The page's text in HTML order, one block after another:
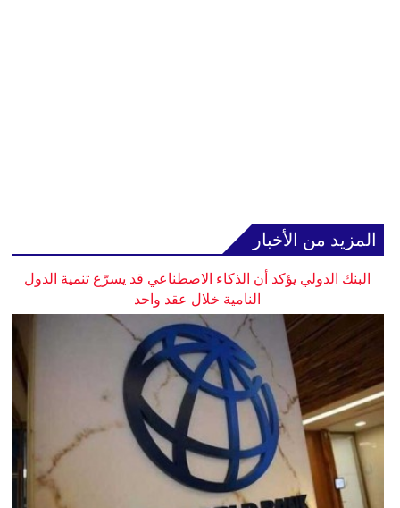
المزيد من الأخبار
البنك الدولي يؤكد أن الذكاء الاصطناعي قد يسرّع تنمية الدول
النامية خلال عقد واحد